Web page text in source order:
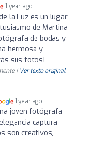
1 year ago
la Luz es un lugar
de Martina
de bodas y
hermosa y
sus fotos!
| Ver texto original
1 year ago
joven fotógrafa
captura
son creativos,